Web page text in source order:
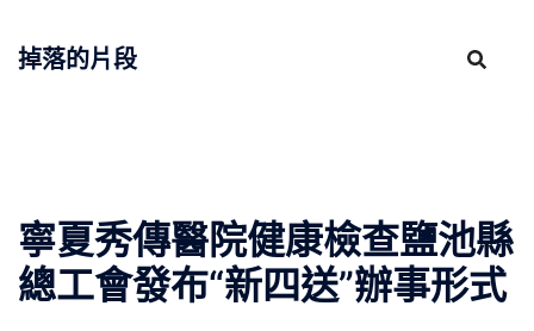
掉落的片段
寧夏秀傳醫院健康檢查鹽池縣
總工會發布“新四送”辦事形式